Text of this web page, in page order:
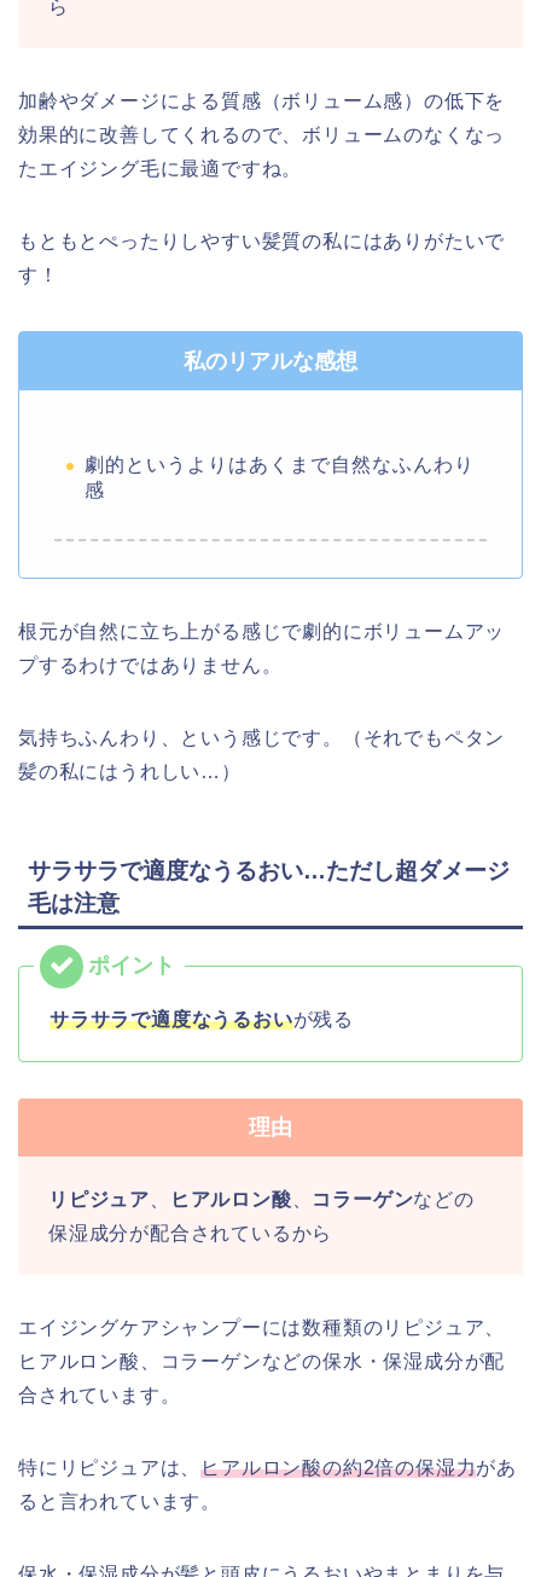
ら
加齢やダメージによる質感（ボリューム感）の低下を
効果的に改善してくれるので、ボリュームのなくなっ
たエイジング毛に最適ですね。
もともとぺったりしやすい髪質の私にはありがたいで
す！
私のリアルな感想
劇的というよりはあくまで自然なふんわり
感
根元が自然に立ち上がる感じで劇的にボリュームアッ
プするわけではありません。
気持ちふんわり、という感じです。（それでもペタン
髪の私にはうれしい…）
サラサラで適度なうるおい…ただし超ダメージ
毛は注意
サラサラで適度なうるおいが残る
理由
リピジュア ヒアルロン酸 コラーゲンなどの
保湿成分が配合されているから
エイジングケアシャンプーには数種類のリピジュア、
ヒアルロン酸、コラーゲンなどの保水・保湿成分が配
合されています。
特にリピジュアは、ヒアルロン酸の約2倍の保湿力があ
ると言われています。